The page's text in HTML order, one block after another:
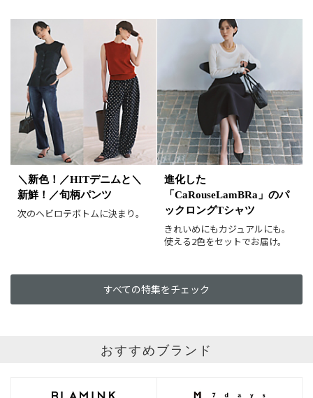
＼新色！／HITデニムと＼
新鮮！／旬柄パンツ
次のヘビロテボトムに決まり。
進化した
「CaRouseLamBRa」のパ
ックロングTシャツ
きれいめにもカジュアルにも。
使える2色をセットでお届け。
すべての特集をチェック
おすすめブランド